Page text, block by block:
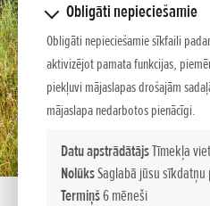
Obligāti nepieciešamie
Obligāti nepieciešamie sīkfaili
aktivizējot pamata funkcijas,
piekļuvi mājaslapas drošajām
mājaslapa nedarbotos pienācīgi.
Datu apstrādātājsTīmekļa
NolūksSaglabā jūsu
Termiņš6 mēneši